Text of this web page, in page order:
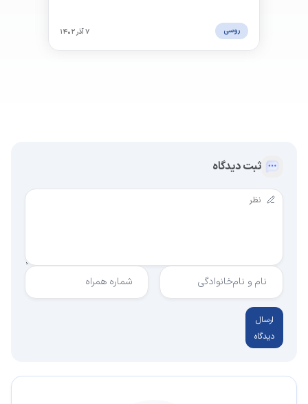
زبان روسی پرداختیم.
روسی ۷ آذر ۱۴۰۲
ثبت دیدگاه
نام و نام‌خانوادگی شماره همراه
ارسال
دیدگاه